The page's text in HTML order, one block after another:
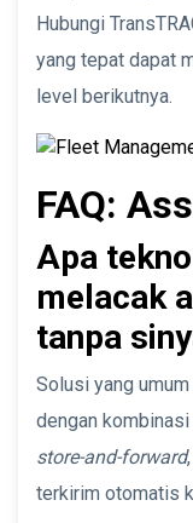
Hubungi
yang tepat dapat
level berikutnya.
FAQ:
Apa
melacak
tanpa
Solusi yang
dengan
store-and-forward
terkirim otomatis